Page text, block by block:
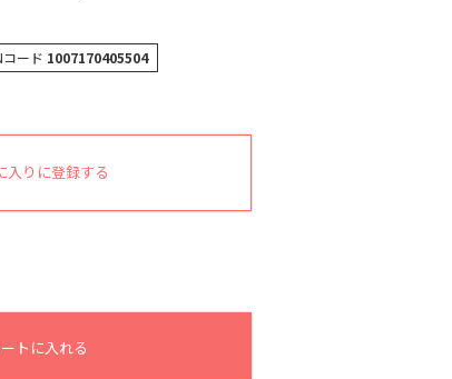
コード 1007170405504
入りに登録する
トに入れる